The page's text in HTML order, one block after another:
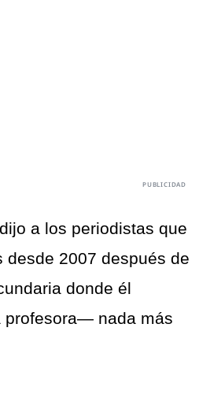
a los periodistas que
2007 después de
donde él
profesora— nada más